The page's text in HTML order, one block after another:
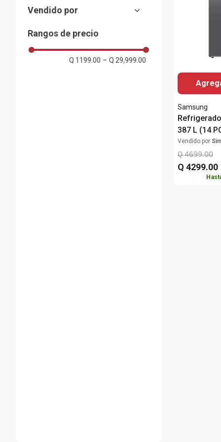
560 kWh/año
Mostrar 6 más
Automático (No Frost)
Vendido por
Rangos de precio
Q 1199.00 – Q 29,999.00
Samsung
387 L (14
Inverter
Samsung
Vendido por
Q 4699.00
Q 4299.00